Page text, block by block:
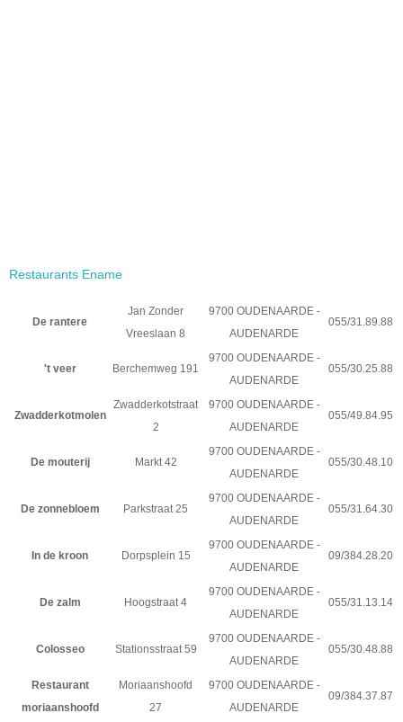
Restaurants Ename
De rantere
Jan Zonder
Vreeslaan 8
9700 OUDENAARDE -
AUDENARDE
055/31.89.88
't veer Berchemweg 191
9700 OUDENAARDE -
AUDENARDE
055/30.25.88
Zwadderkotmolen
Zwadderkotstraat
2
9700 OUDENAARDE -
AUDENARDE
055/49.84.95
De mouterij Markt 42
9700 OUDENAARDE -
AUDENARDE
055/30.48.10
De zonnebloem Parkstraat 25
9700 OUDENAARDE -
AUDENARDE
055/31.64.30
In de kroon Dorpsplein 15
9700 OUDENAARDE -
AUDENARDE
09/384.28.20
De zalm Hoogstraat 4
9700 OUDENAARDE -
AUDENARDE
055/31.13.14
Colosseo Stationsstraat 59
9700 OUDENAARDE -
AUDENARDE
055/30.48.88
Restaurant
moriaanshoofd
Moriaanshoofd
27
9700 OUDENAARDE -
AUDENARDE
09/384.37.87